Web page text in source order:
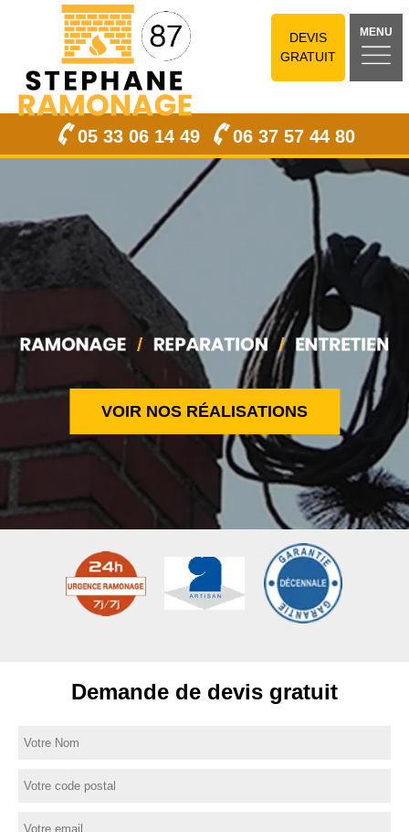
DEVIS
GRATUIT
MENU
05 33 06 14 49 06 37 57 44 80
VOIR NOS RÉALISATIONS
Demande de devis gratuit